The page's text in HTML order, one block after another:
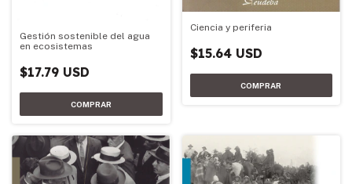
Gestión sostenible del agua
en ecosistemas
$17.79 USD
Ciencia y periferia
$15.64 USD